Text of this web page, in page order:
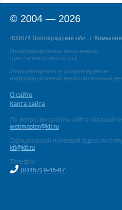
© 2004 — 2026
403874 Волгоградская обл., г.
Информационное наполнение:
пресс–центр института
Информационное сопровождение:
информационный вычислительный
О сайте
Карта сайта
По вопросам работы сайта
webmaster@kti.ru
Официальный почтовый адрес
kti@kti.ru
Телефон:
(84457) 9-45-67